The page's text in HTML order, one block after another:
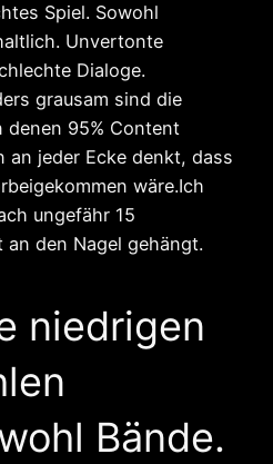
Spiel. Sowohl
Unvertonte
Dialoge.
grausam sind die
denen 95% Content
an jeder Ecke denkt, dass
wäre.Ich
ungefähr 15
den Nagel gehängt.
niedrigen
Bände.